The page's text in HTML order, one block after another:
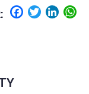
Facebook
TwitterLinkedIn